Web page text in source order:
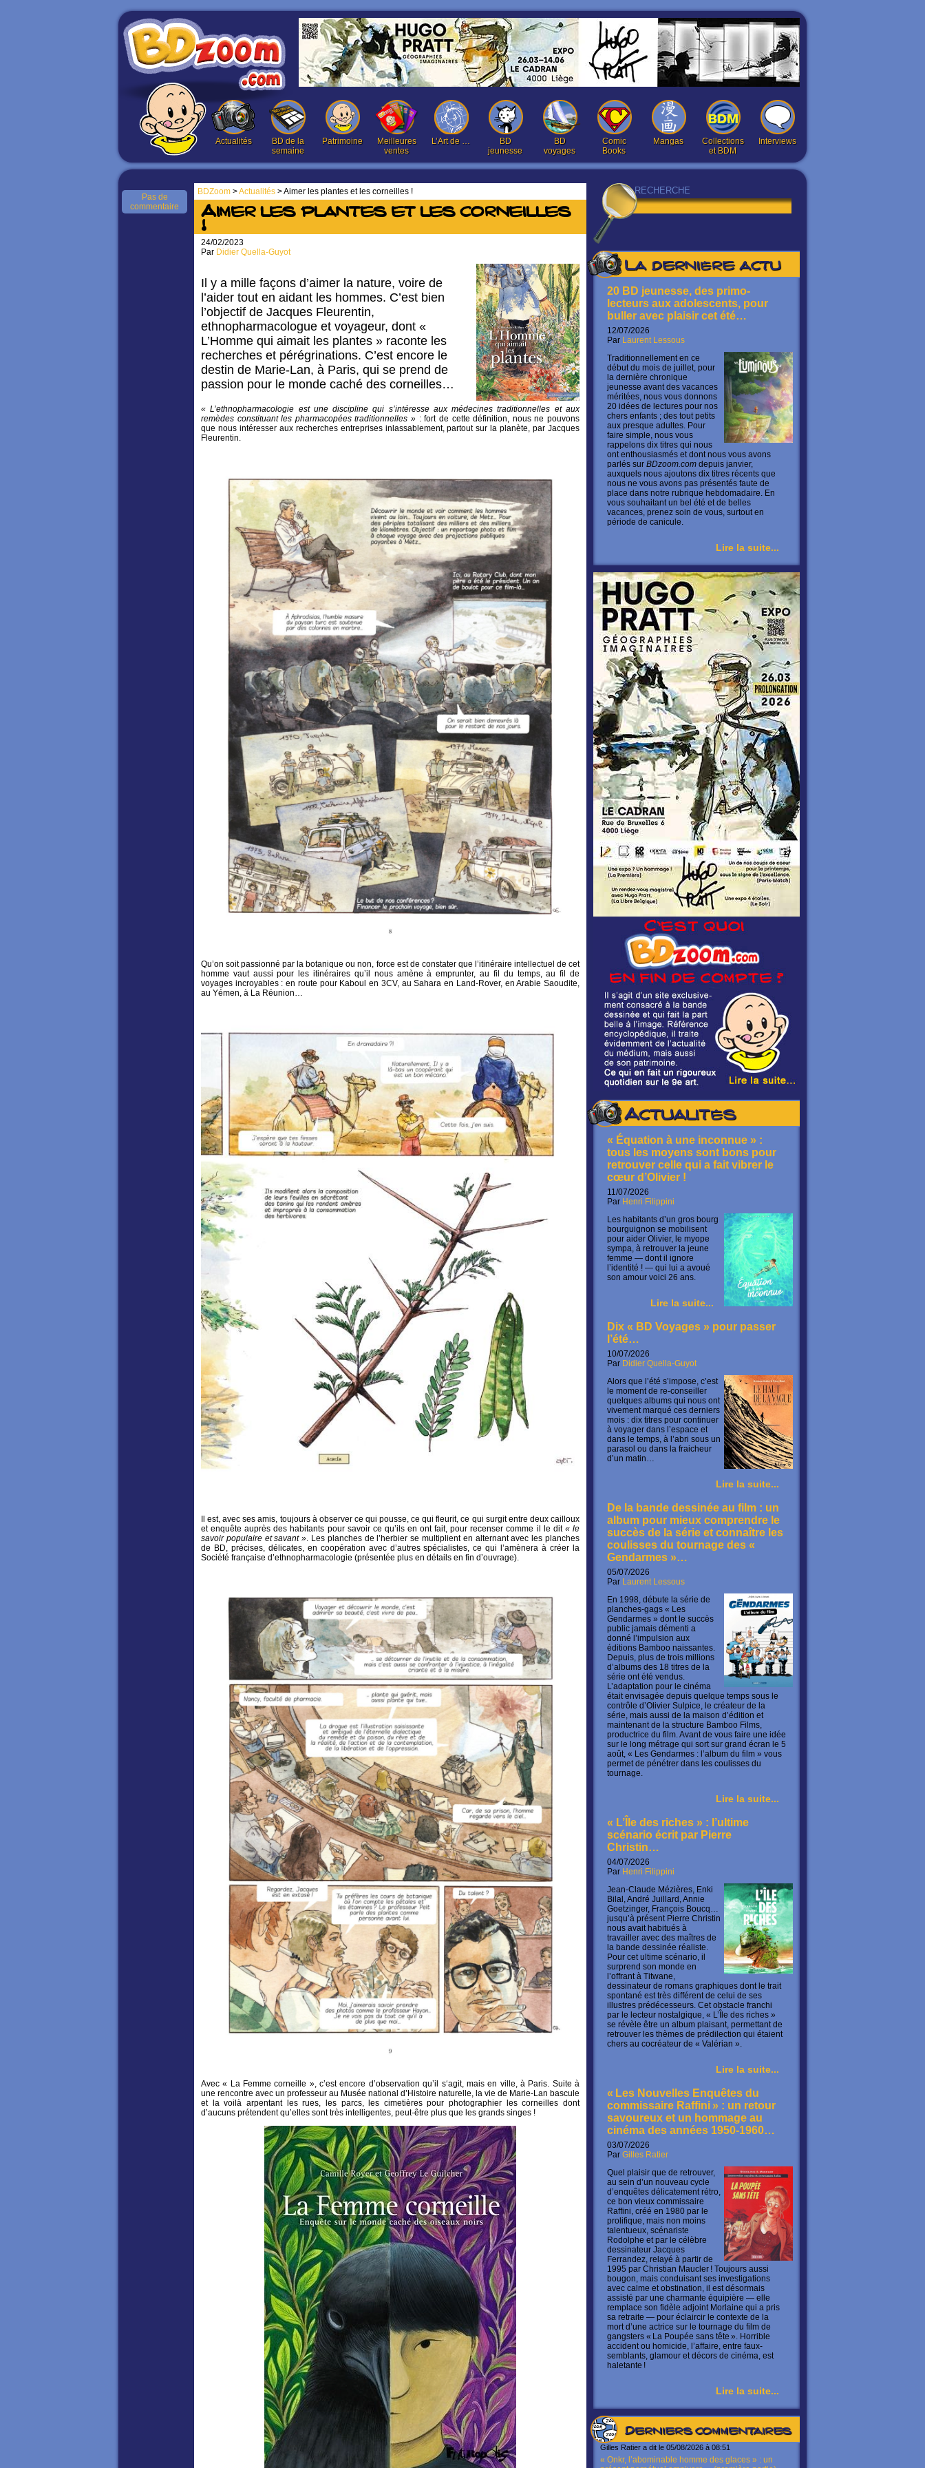
Actualités
BD de la
semaine
Patrimoine
Meilleures
ventes
L’Art de …
BD
jeunesse
BD
voyages
Comic
Books
Mangas
Collections
et BDM
Interviews
La dernière actu
20 BD jeunesse, des primo-
lecteurs aux adolescents, pour
buller avec plaisir cet été…
12/07/2026
Par Laurent Lessous
Traditionnellement en ce
début du mois de juillet, pour
la dernière chronique
jeunesse avant des vacances
méritées, nous vous donnons
20 idées de lectures pour nos
chers enfants ; des tout petits
aux presque adultes. Pour
faire simple, nous vous
rappelons dix titres qui nous
ont enthousiasmés et dont nous vous avons
parlés sur BDzoom.com depuis janvier,
auxquels nous ajoutons dix titres récents que
nous ne vous avons pas présentés faute de
place dans notre rubrique hebdomadaire. En
vous souhaitant un bel été et de belles
vacances, prenez soin de vous, surtout en
période de canicule.
Lire la suite...
Actualités
« Équation à une inconnue » :
tous les moyens sont bons pour
retrouver celle qui a fait vibrer le
cœur d’Olivier !
11/07/2026
Par Henri Filippini
Les habitants d’un gros bourg
bourguignon se mobilisent
pour aider Olivier, le myope
sympa, à retrouver la jeune
femme — dont il ignore
l’identité ! — qui lui a avoué
son amour voici 26 ans.
Lire la suite...
Dix « BD Voyages » pour passer
l’été…
10/07/2026
Par Didier Quella-Guyot
Alors que l’été s’impose, c’est
le moment de re-conseiller
quelques albums qui nous ont
vivement marqué ces derniers
mois : dix titres pour continuer
à voyager dans l’espace et
dans le temps, à l’abri sous un
parasol ou dans la fraicheur
d’un matin…
Lire la suite...
De la bande dessinée au film : un
album pour mieux comprendre le
succès de la série et connaître les
coulisses du tournage des «
Gendarmes »…
05/07/2026
Par Laurent Lessous
En 1998, débute la série de
planches-gags « Les
Gendarmes » dont le succès
public jamais démenti a
donné l’impulsion aux
éditions Bamboo naissantes.
Depuis, plus de trois millions
d’albums des 18 titres de la
série ont été vendus.
L’adaptation pour le cinéma
était envisagée depuis quelque temps sous le
contrôle d’Olivier Sulpice, le créateur de la
série, mais aussi de la maison d’édition et
maintenant de la structure Bamboo Films,
productrice du film. Avant de vous faire une idée
sur le long métrage qui sort sur grand écran le 5
août, « Les Gendarmes : l’album du film » vous
permet de pénétrer dans les coulisses du
tournage.
Lire la suite...
« L’Île des riches » : l’ultime
scénario écrit par Pierre
Christin…
04/07/2026
Par Henri Filippini
Jean-Claude Mézières, Enki
Bilal, André Juillard, Annie
Goetzinger, François Boucq…
jusqu’à présent Pierre Christin
nous avait habitués à
travailler avec des maîtres de
la bande dessinée réaliste.
Pour cet ultime scénario, il
surprend son monde en
l’offrant à Titwane,
dessinateur de romans graphiques dont le trait
spontané est très différent de celui de ses
illustres prédécesseurs. Cet obstacle franchi
par le lecteur nostalgique, « L’Île des riches »
se révèle être un album plaisant, permettant de
retrouver les thèmes de prédilection qui étaient
chers au cocréateur de « Valérian ».
Lire la suite...
« Les Nouvelles Enquêtes du
commissaire Raffini » : un retour
savoureux et un hommage au
cinéma des années 1950-1960…
03/07/2026
Par Gilles Ratier
Quel plaisir que de retrouver,
au sein d’un nouveau cycle
d’enquêtes délicatement rétro,
ce bon vieux commissaire
Raffini, créé en 1980 par le
prolifique, mais non moins
talentueux, scénariste
Rodolphe et par le célèbre
dessinateur Jacques
Ferrandez, relayé à partir de
1995 par Christian Maucler ! Toujours aussi
bougon, mais conduisant ses investigations
avec calme et obstination, il est désormais
assisté par une charmante équipière — elle
remplace son fidèle adjoint Morlaine qui a pris
sa retraite — pour éclaircir le contexte de la
mort d’une actrice sur le tournage du film de
gangsters « La Poupée sans tête ». Horrible
accident ou homicide, l’affaire, entre faux-
semblants, glamour et décors de cinéma, est
haletante !
Lire la suite...
Derniers commentaires
Gilles Ratier a dit le 05/08/2026 à 08:51
« Onkr, l’abominable homme des glaces » : un
BDZoom >Actualités > Aimer les plantes et les corneilles !
Pas de
commentaire
Aimer les plantes et les corneilles
!
24/02/2023
Par Didier Quella-Guyot
Il y a mille façons d’aimer la nature, voire de
l’aider tout en aidant les hommes. C’est bien
l’objectif de Jacques Fleurentin,
ethnopharmacologue et voyageur, dont «
L’Homme qui aimait les plantes » raconte les
recherches et pérégrinations. C’est encore le
destin de Marie-Lan, à Paris, qui se prend de
passion pour le monde caché des corneilles…
« L’ethnopharmacologie est une discipline qui s’intéresse aux médecines traditionnelles et aux
remèdes constituant les pharmacopées traditionnelles » : fort de cette définition, nous ne pouvons
que nous intéresser aux recherches entreprises inlassablement, partout sur la planète, par Jacques
Fleurentin.
Qu’on soit passionné par la botanique ou non, force est de constater que l’itinéraire intellectuel de cet
homme vaut aussi pour les itinéraires qu’il nous amène à emprunter, au fil du temps, au fil de
voyages incroyables : en route pour Kaboul en 3CV, au Sahara en Land-Rover, en Arabie Saoudite,
au Yémen, à La Réunion…
Il est, avec ses amis, toujours à observer ce qui pousse, ce qui fleurit, ce qui surgit entre deux cailloux
et enquête auprès des habitants pour savoir ce qu’ils en ont fait, pour recenser comme il le dit « le
savoir populaire et savant » . Les planches de l’herbier se multiplient en alternant avec les planches
de BD, précises, délicates, en coopération avec d’autres spécialistes, ce qui l’amènera à créer la
Société française d’ethnopharmacologie (présentée plus en détails en fin d’ouvrage).
Avec « La Femme corneille », c’est encore d’observation qu’il s‘agit, mais en ville, à Paris. Suite à
une rencontre avec un professeur au Musée national d’Histoire naturelle, la vie de Marie-Lan bascule
et la voilà arpentant les rues, les parcs, les cimetières pour photographier les corneilles dont
d’aucuns prétendent qu’elles sont très intelligentes, peut-être plus que les grands singes !